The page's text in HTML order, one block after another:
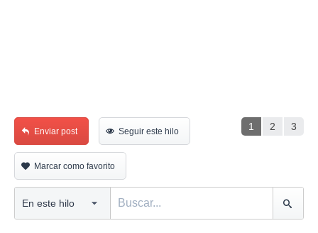
1 2 3
Enviar post Seguir este hilo
Marcar como favorito